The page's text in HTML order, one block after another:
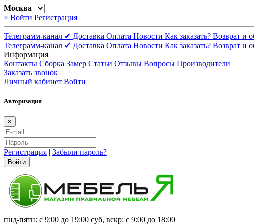
Москва
× Войти Регистрация
Телеграмм-канал ✔ Доставка Оплата Новости Как заказать? Возврат и
Телеграмм-канал ✔ Доставка Оплата Новости Как заказать? Возврат и
Информация
Контакты Сборка Замер Статьи Отзывы Вопросы Производители
Заказать звонок
Личный кабинет Войти
Авторизация
×
Регистрация | Забыли пароль?
Войти
пнд-пятн: с 9:00 до 19:00 суб, вскр: с 9:00 до 18:00